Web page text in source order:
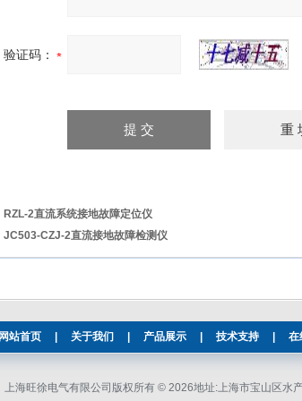
验证码：
RZL-2直流系统接地故障定位仪
JC503-CZJ-2直流接地故障检测仪
网站首页 关于我们 产品展示 技术支持 在
上海旺徐电气有限公司版权所有 © 2026地址:上海市宝山区水